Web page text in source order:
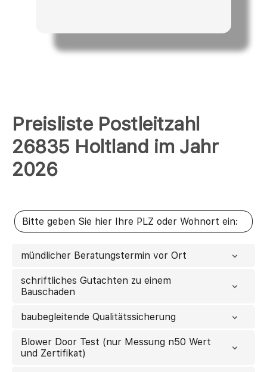
Preisliste Postleitzahl
26835 Holtland im Jahr
2026
mündlicher Beratungstermin vor Ort
schriftliches Gutachten zu einem
Bauschaden
baubegleitende Qualitätssicherung
Blower Door Test (nur Messung n50 Wert
und Zertifikat)